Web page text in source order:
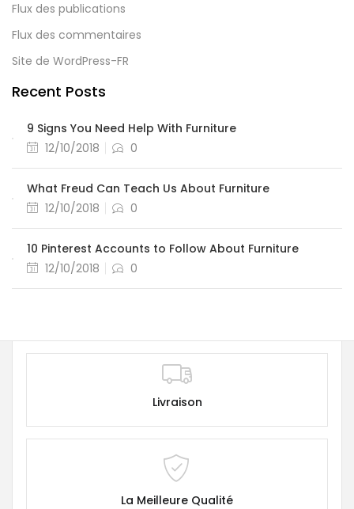
Flux des publications
Flux des commentaires
Site de WordPress-FR
Recent Posts
9 Signs You Need Help With Furniture
12/10/2018
0
What Freud Can Teach Us About Furniture
12/10/2018
0
10 Pinterest Accounts to Follow About Furniture
12/10/2018
0
Livraison
La Meilleure Qualité